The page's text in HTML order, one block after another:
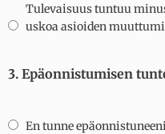
Tulevaisuus tuntuu
uskoa asioiden
3. Epäonnistumisen
En tunne